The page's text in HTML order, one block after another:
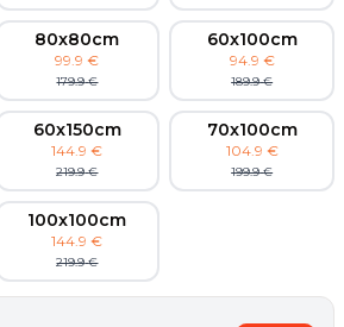
80x80cm
99.9 €
179.9 €
60x100cm
94.9 €
189.9 €
60x150cm
144.9 €
219.9 €
70x100cm
104.9 €
199.9 €
100x100cm
144.9 €
219.9 €